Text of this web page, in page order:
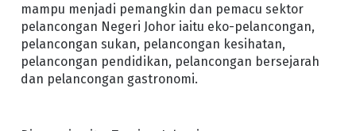
mampu menjadi pemangkin dan pemacu sektor
pelancongan Negeri Johor iaitu eko-pelancongan,
pelancongan sukan, pelancongan kesihatan,
pelancongan pendidikan, pelancongan bersejarah
dan pelancongan gastronomi.